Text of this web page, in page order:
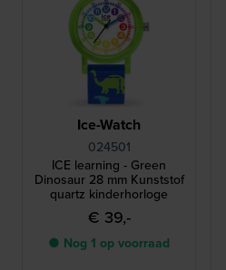
Ice-Watch
024501
ICE learning - Green
Dinosaur 28 mm Kunststof
quartz kinderhorloge
€ 39,-
● Nog 1 op voorraad